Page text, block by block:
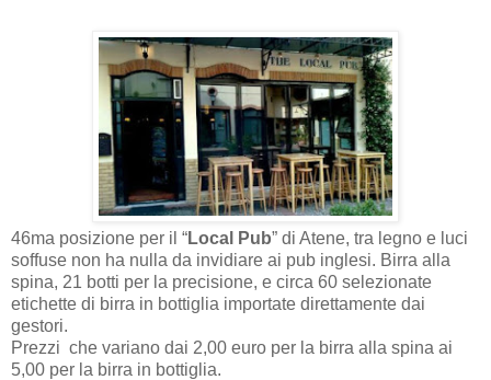
46ma posizione per il “Local Pub” di Atene, tra legno e luci
soffuse non ha nulla da invidiare ai pub inglesi. Birra alla
spina, 21 botti per la precisione, e circa 60 selezionate
etichette di birra in bottiglia importate direttamente dai
gestori.
Prezzi che variano dai 2,00 euro per la birra alla spina ai
5,00 per la birra in bottiglia.